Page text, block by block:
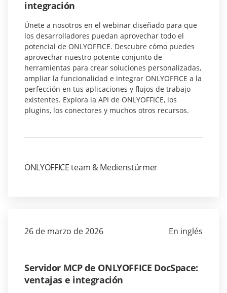
integración
Únete a nosotros en el webinar diseñado para que
los desarrolladores puedan aprovechar todo el
potencial de ONLYOFFICE. Descubre cómo puedes
aprovechar nuestro potente conjunto de
herramientas para crear soluciones personalizadas,
ampliar la funcionalidad e integrar ONLYOFFICE a la
perfección en tus aplicaciones y flujos de trabajo
existentes. Explora la API de ONLYOFFICE, los
plugins, los conectores y muchos otros recursos.
ONLYOFFICE team & Medienstürmer
26 de marzo de 2026 En inglés
Servidor MCP de ONLYOFFICE DocSpace:
ventajas e integración